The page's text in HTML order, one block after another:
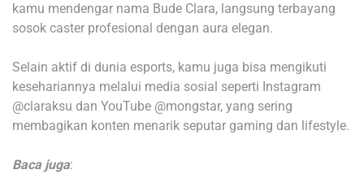
kamu mendengar nama Bude Clara, langsung terbayang
sosok caster profesional dengan aura elegan.
Selain aktif di dunia esports, kamu juga bisa mengikuti
kesehariannya melalui media sosial seperti Instagram
@claraksu dan YouTube @mongstar, yang sering
membagikan konten menarik seputar gaming dan lifestyle.
Baca juga: